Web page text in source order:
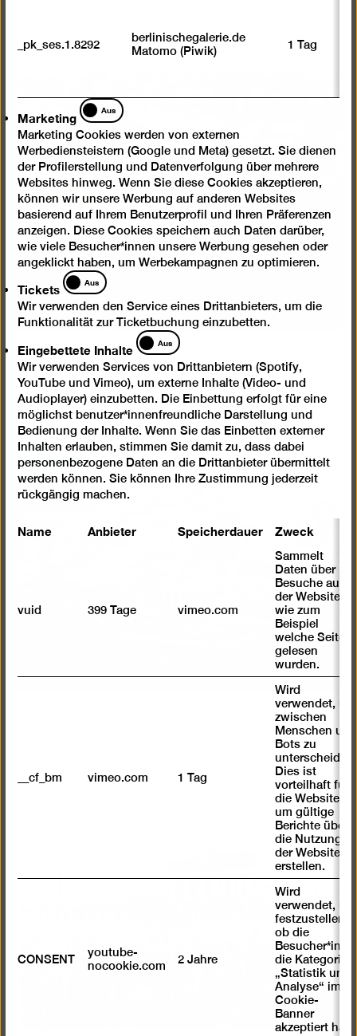
Otto Borutta, Luftaufnahme, Blick von Nord-Westen
auf das Brandenburger Tor, 1964
© Berlinische Galerie, Repro: Anja Elisabeth Witte
Otto Borutta, Luftaufnahme, Blick von Westen auf das
Brandenburger Tor mit Unter den Linden, 1967-68
_pk_ses.1.8292
berlinischegalerie.de
Matomo (Piwik)
1 Tag
Marketing
Marketing
Aus
Marketing Cookies werden von externen
Werbediensteistern (Google und Meta) gesetzt. Sie dienen
der Profilerstellung und Datenverfolgung über mehrere
Websites hinweg. Wenn Sie diese Cookies akzeptieren,
können wir unsere Werbung auf anderen Websites
basierend auf Ihrem Benutzerprofil und Ihren Präferenzen
anzeigen. Diese Cookies speichern auch Daten darüber,
wie viele Besucher*innen unsere Werbung gesehen oder
angeklickt haben, um Werbekampagnen zu optimieren.
Tickets
Tickets
Aus
Wir verwenden den Service eines Drittanbieters, um die
Funktionalität zur Ticketbuchung einzubetten.
Eingebettete Inhalte
Eingebettete
Inhalte
Aus
Wir verwenden Services von Drittanbietern (Spotify,
YouTube und Vimeo), um externe Inhalte (Video- und
Audioplayer) einzubetten. Die Einbettung erfolgt für eine
möglichst benutzer*innenfreundliche Darstellung und
Bedienung der Inhalte. Wenn Sie das Einbetten externer
Inhalten erlauben, stimmen Sie damit zu, dass dabei
personenbezogene Daten an die Drittanbieter übermittelt
werden können. Sie können Ihre Zustimmung jederzeit
rückgängig machen.
Name Anbieter Speicherdauer Zweck
vuid 399 Tage vimeo.com
Sammelt
Daten über
Besuche auf
der Website,
wie zum
Beispiel
welche Seiten
gelesen
wurden.
__cf_bm vimeo.com 1 Tag
Wird
verwendet, um
zwischen
Menschen und
Bots zu
unterscheiden.
Dies ist
vorteilhaft für
die Website,
um gültige
Berichte über
die Nutzung
der Website zu
erstellen.
CONSENT
youtube-
nocookie.com
2 Jahre
Wird
verwendet, um
festzustellen ,
ob die
Besucher*in
die Kategorie
„Statistik und
Analyse“ im
Cookie-
Banner
akzeptiert hat